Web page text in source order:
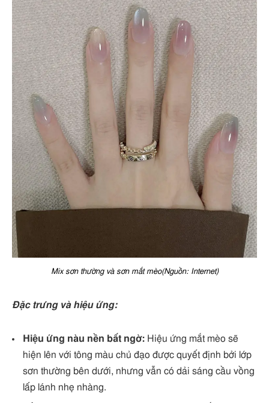
Mix sơn thường và sơn mắt mèo(Nguồn: Internet)
Đặc trưng và hiệu ứng:
Hiệu ứng nàu nền bất ngờ: Hiệu ứng mắt mèo sẽ
hiện lên với tông màu chủ đạo được quyết định bởi lớp
sơn thường bên dưới, nhưng vẫn có dải sáng cầu vồng
lấp lánh nhẹ nhàng.